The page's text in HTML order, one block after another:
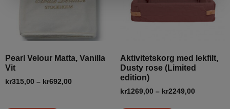
Pearl Velour Matta, Vanilla
Vit
kr315,00 – kr692,00
Aktivitetskorg med lekfilt,
Dusty rose (Limited
edition)
kr1269,00 – kr2249,00